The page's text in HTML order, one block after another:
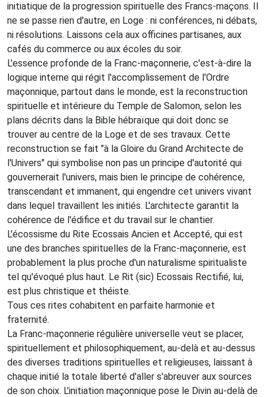
initiatique de la progression spirituelle des Francs-maçons. Il
ne se passe rien d'autre, en Loge : ni conférences, ni débats,
ni résolutions. Laissons cela aux officines partisanes, aux
cafés du commerce ou aux écoles du soir.
L'essence profonde de la Franc-maçonnerie, c'est-à-dire la
logique interne qui régit l'accomplissement de l'Ordre
maçonnique, partout dans le monde, est la reconstruction
spirituelle et intérieure du Temple de Salomon, selon les
plans décrits dans la Bible hébraïque qui doit donc se
trouver au centre de la Loge et de ses travaux. Cette
reconstruction se fait "à la Gloire du Grand Architecte de
l'Univers" qui symbolise non pas un principe d'autorité qui
gouvernerait l'univers, mais bien le principe de cohérence,
transcendant et immanent, qui engendre cet univers vivant
dans lequel travaillent les initiés. L'architecte garantit la
cohérence de l'édifice et du travail sur le chantier.
L'écossisme du Rite Ecossais Ancien et Accepté, qui est
une des branches spirituelles de la Franc-maçonnerie, est
probablement la plus proche d'un naturalisme spiritualiste
tel qu'évoqué plus haut. Le Rit (sic) Ecossais Rectifié, lui,
est plus christique et théiste.
Tous ces rites cohabitent en parfaite harmonie et
fraternité.
La Franc-maçonnerie régulière universelle veut se placer,
spirituellement et philosophiquement, au-delà et au-dessus
des diverses traditions spirituelles et religieuses, laissant à
chaque initié la totale liberté d'aller s'abreuver aux sources
de son choix. L'initiation maçonnique pose le Divin au-delà de